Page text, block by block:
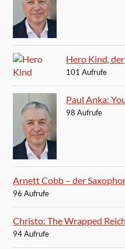
Hero Kind,
101 Aufrufe
Paul Anka:
98 Aufrufe
Arnett Cobb – der
96 Aufrufe
Christo: The Wrapped
94 Aufrufe